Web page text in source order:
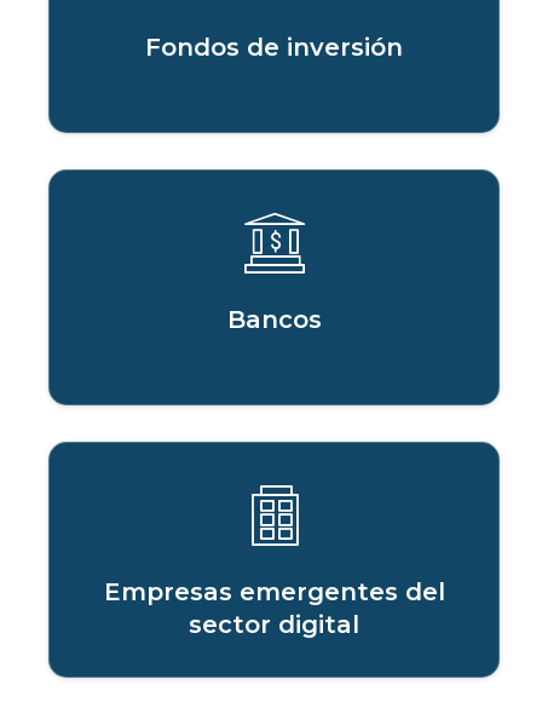
Fondos de inversión
Bancos
Empresas emergentes del
sector digital